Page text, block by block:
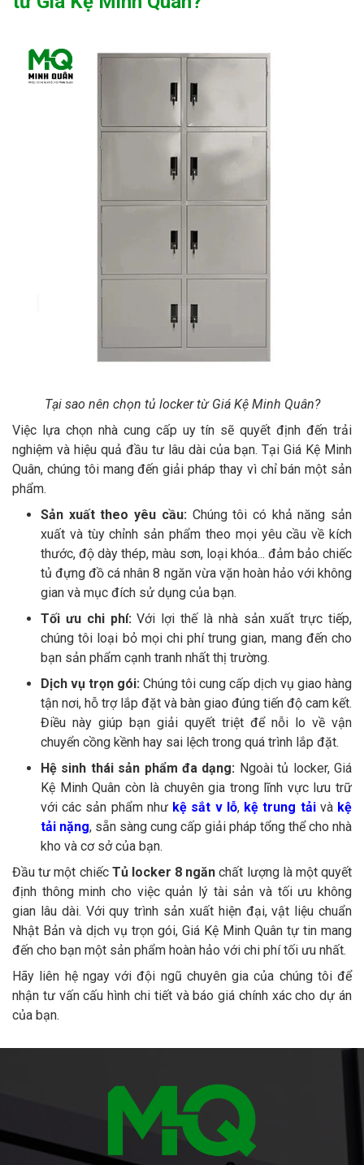
Tại sao nên chọn tủ locker từ Giá Kệ Minh Quân?
Việc lựa chọn nhà cung cấp uy tín sẽ quyết định đến trải
nghiệm và hiệu quả đầu tư lâu dài của bạn. Tại Giá Kệ Minh
Quân, chúng tôi mang đến giải pháp thay vì chỉ bán một sản
phẩm.
Sản xuất theo yêu cầu: Chúng tôi có khả năng sản
xuất và tùy chỉnh sản phẩm theo mọi yêu cầu về kích
thước, độ dày thép, màu sơn, loại khóa... đảm bảo chiếc
tủ đựng đồ cá nhân 8 ngăn vừa vặn hoàn hảo với không
gian và mục đích sử dụng của bạn.
Tối ưu chi phí:Với lợi thế là nhà sản xuất trực tiếp,
chúng tôi loại bỏ mọi chi phí trung gian, mang đến cho
bạn sản phẩm cạnh tranh nhất thị trường.
Dịch vụ trọn gói: Chúng tôi cung cấp dịch vụ giao hàng
tận nơi, hỗ trợ lắp đặt và bàn giao đúng tiến độ cam kết.
Điều này giúp bạn giải quyết triệt để nỗi lo về vận
chuyển cồng kềnh hay sai lệch trong quá trình lắp đặt.
Hệ sinh thái sản phẩm đa dạng: Ngoài tủ locker, Giá
Kệ Minh Quân còn là chuyên gia trong lĩnh vực lưu trữ
với các sản phẩm như kệ sắt v lỗ, kệ trung tảivà kệ
tải nặng, sẵn sàng cung cấp giải pháp tổng thể cho nhà
kho và cơ sở của bạn.
Đầu tư một chiếcTủ locker 8 ngăn chất lượng là một quyết
định thông minh cho việc quản lý tài sản và tối ưu không
gian lâu dài. Với quy trình sản xuất hiện đại, vật liệu chuẩn
Nhật Bản và dịch vụ trọn gói, Giá Kệ Minh Quân tự tin mang
đến cho bạn một sản phẩm hoàn hảo với chi phí tối ưu nhất.
Hãy liên hệ ngay với đội ngũ chuyên gia của chúng tôi để
nhận tư vấn cấu hình chi tiết và báo giá chính xác cho dự án
của bạn.